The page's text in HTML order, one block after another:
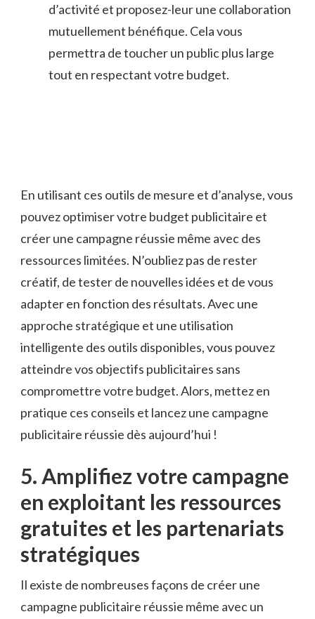
⁤d’activité et proposez-leur une collaboration
mutuellement bénéfique. Cela ⁣vous
permettra de toucher un public plus ⁤large
tout ​en respectant‍ votre budget.
En utilisant ces outils de mesure et d’analyse, ‌vous
pouvez optimiser votre‍ budget publicitaire et
créer​ une campagne réussie⁣ même avec ⁣des
ressources limitées. N’oubliez pas de rester
⁤créatif, de tester de nouvelles idées et de vous
adapter en fonction⁤ des résultats.‍ Avec une⁤
approche stratégique et une utilisation
intelligente ‍des outils disponibles, vous pouvez
‌atteindre vos objectifs publicitaires sans‌
compromettre votre budget. Alors, mettez en
pratique ces‍ conseils‍ et lancez une campagne
publicitaire réussie‍ dès aujourd’hui !
5. Amplifiez votre campagne
en exploitant les ressources
gratuites et les partenariats
‌stratégiques
Il existe de ‌nombreuses ⁢façons de créer une
campagne publicitaire réussie ⁣même⁢ avec⁤ un